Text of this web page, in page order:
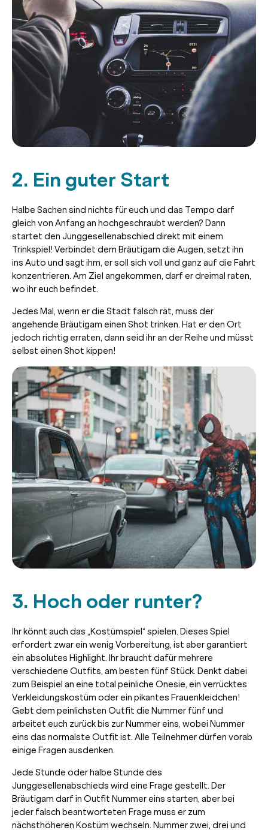
2. Ein guter Start
Halbe Sachen sind nichts für euch und das Tempo darf
gleich von Anfang an hochgeschraubt werden? Dann
startet den Junggesellenabschied direkt mit einem
Trinkspiel! Verbindet dem Bräutigam die Augen, setzt ihn
ins Auto und sagt ihm, er soll sich voll und ganz auf die Fahrt
konzentrieren. Am Ziel angekommen, darf er dreimal raten,
wo ihr euch befindet.
Jedes Mal, wenn er die Stadt falsch rät, muss der
angehende Bräutigam einen Shot trinken. Hat er den Ort
jedoch richtig erraten, dann seid ihr an der Reihe und müsst
selbst einen Shot kippen!
3. Hoch oder runter?
Ihr könnt auch das „Kostümspiel“ spielen. Dieses Spiel
erfordert zwar ein wenig Vorbereitung, ist aber garantiert
ein absolutes Highlight. Ihr braucht dafür mehrere
verschiedene Outfits, am besten fünf Stück. Denkt dabei
zum Beispiel an eine total peinliche Onesie, ein verrücktes
Verkleidungskostüm oder ein pikantes Frauenkleidchen!
Gebt dem peinlichsten Outfit die Nummer fünf und
arbeitet euch zurück bis zur Nummer eins, wobei Nummer
eins das normalste Outfit ist. Alle Teilnehmer dürfen vorab
einige Fragen ausdenken.
Jede Stunde oder halbe Stunde des
Junggesellenabschieds wird eine Frage gestellt. Der
Bräutigam darf in Outfit Nummer eins starten, aber bei
jeder falsch beantworteten Frage muss er zum
nächsthöheren Kostüm wechseln. Nummer zwei, drei und